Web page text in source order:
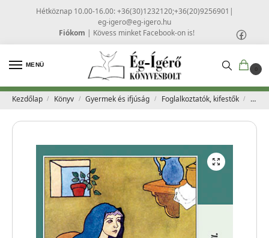
Hétköznap 10.00-16.00: +36(30)1232120;+36(20)9256901 |
eg-igero@eg-igero.hu
Fiókom | Kövess minket Facebook-on is!
MENÜ
0
Kezdőlap / Könyv / Gyermek és ifjúság / Foglalkoztatók, kifestők /